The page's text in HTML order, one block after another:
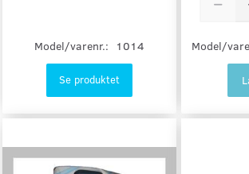
Model/varenr.: 1014
Se produktet
Model/